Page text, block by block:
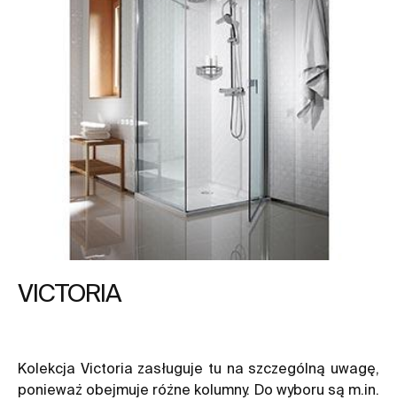
VICTORIA
Kolekcja Victoria zasługuje tu na szczególną uwagę,
ponieważ obejmuje różne kolumny. Do wyboru są m.in.